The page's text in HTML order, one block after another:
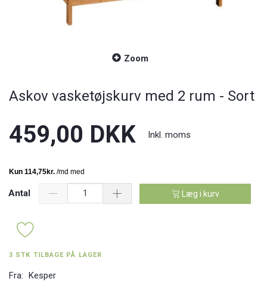
Zoom
Askov vasketøjskurv med 2 rum - Sort
459,00 DKK Inkl. moms
Antal Læg i kurv
3 STK TILBAGE PÅ LAGER
Fra: Kesper